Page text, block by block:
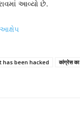
આવ્યો છે.
આક્ષેપ
been hacked
कांग्रेस का